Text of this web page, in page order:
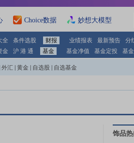
Choice数据 妙想大模型
全 条件选股 财报 业绩报表 最新预告 分
金 沪 港 通 基金 基金净值 基金定投 基
外汇 黄金 自选股 自选基金
饰品